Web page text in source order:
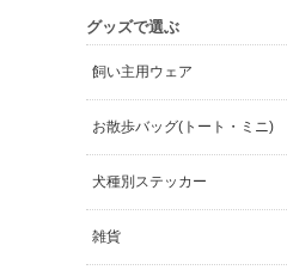
グッズで選ぶ
飼い主用ウェア
お散歩バッグ(トート・ミニ)
犬種別ステッカー
雑貨